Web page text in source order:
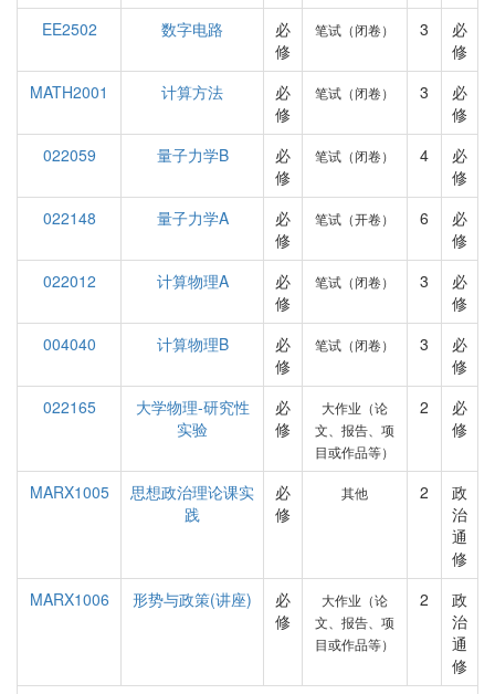
EE2502
数字电路
必
修
笔试（闭卷） 3
必
修
MATH2001
计算方法
必
修
笔试（闭卷） 3
必
修
022059
量子力学B
必
修
笔试（闭卷） 4
必
修
022148
量子力学A
必
修
笔试（开卷） 6
必
修
022012
计算物理A
必
修
笔试（闭卷） 3
必
修
004040
计算物理B
必
修
笔试（闭卷） 3
必
修
022165
大学物理-研究性
实验
必
修
大作业（论
文、报告、项
目或作品等）
2
必
修
MARX1005
思想政治理论课实
践
必
修
其他 2
政
治
通
修
MARX1006
形势与政策(讲座)
必
修
大作业（论
文、报告、项
目或作品等）
2
政
治
通
修